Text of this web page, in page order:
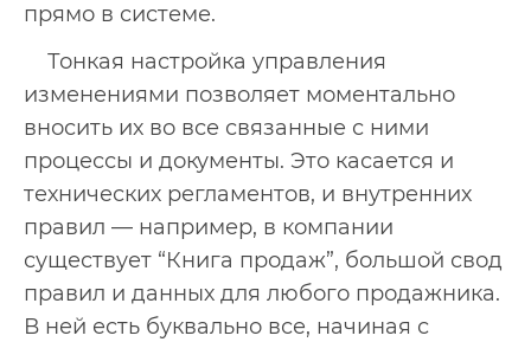
прямо в системе.
Тонкая настройка управления
изменениями позволяет моментально
вносить их во все связанные с ними
процессы и документы. Это касается и
технических регламентов, и внутренних
правил — например, в компании
существует “Книга продаж”, большой свод
правил и данных для любого продажника.
В ней есть буквально все, начиная с